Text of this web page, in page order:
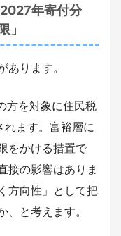
年寄付分
」
あります。
方を対象に住民税
れます。富裕層に
をかける措置で
接の影響はありま
方向性」として把
と考えます。